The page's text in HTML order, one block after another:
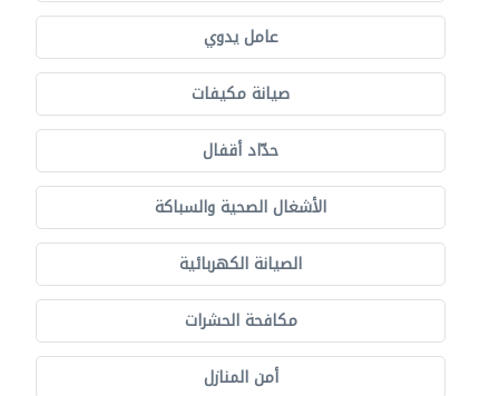
عامل يدوي
صيانة مكيفات
حدّاد أقفال
الأشغال الصحية والسباكة
الصيانة الكهربائية
مكافحة الحشرات
أمن المنازل